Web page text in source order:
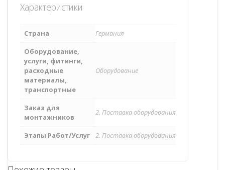
Характеристики
Страна
Германия
Оборудование,
услуги, фитинги,
расходные
материалы,
транспортные
Оборудование
Заказ для
монтажников
2. Поставка оборудования
Этапы Работ/Услуг 2. Поставка оборудования